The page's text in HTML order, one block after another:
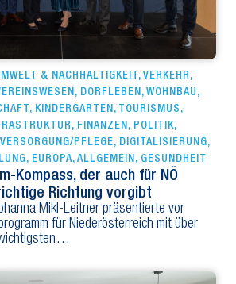
& NACHHALTIGKEIT, VERKEHR ,
, DORFLEBEN , WOHNBAU ,
, KINDERGARTEN , TOURISMUS ,
, FINANZEN , POLITIK,
PFLEGE, DIGITALISIERUNG,
, EUROPA, ALLGEMEIN , GESUNDHEIT
Kompass, der auch für NÖ
Richtung vorgibt
Mikl-Leitner präsentierte vor
für Niederösterreich mit über